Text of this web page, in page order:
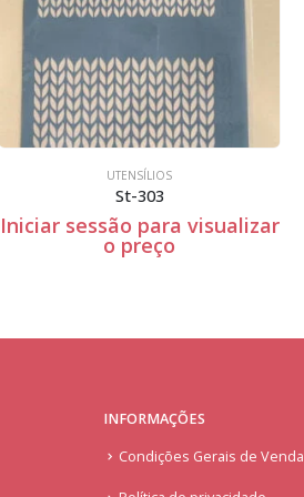
UTENSÍLIOS
Iniciar sessão para visualizar
o preço
INFORMAÇÕES
Condições Gerais de Venda